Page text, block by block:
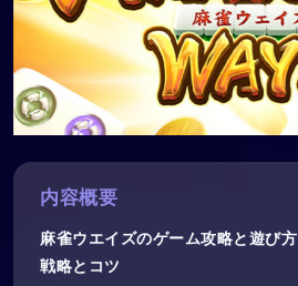
内容概要
麻雀ウエイズのゲーム攻略と遊び方
戦略とコツ